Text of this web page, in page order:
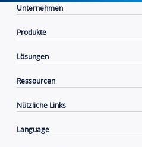
Unternehmen
Produkte
Lösungen
Ressourcen
Nützliche Links
Language